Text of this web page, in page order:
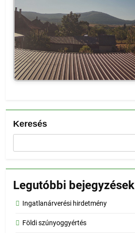
Keresés
Legutóbbi bejegyzések
Ingatlanárverési hirdetmény
Földi szúnyoggyértés